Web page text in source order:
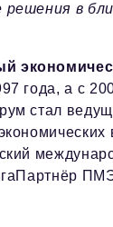
в
года, а с
стал